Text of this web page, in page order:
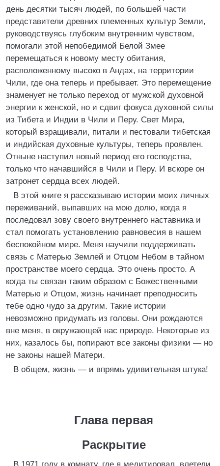
день десятки тысяч людей, по большей части
представители древних племенных культур Земли,
руководствуясь глубоким внутренним чувством,
помогали этой непобедимой Белой Змее
перемещаться к новому месту обитания,
расположенному высоко в Андах, на территории
Чили, где она теперь и пребывает. Это перемещение
знаменует не только переход от мужской духовной
энергии к женской, но и сдвиг фокуса духовной силы
из Тибета и Индии в Чили и Перу. Свет Мира,
который взращивали, питали и пестовали тибетская
и индийская духовные культуры, теперь проявлен.
Отныне наступил новый период его господства,
только что начавшийся в Чили и Перу. И вскоре он
затронет сердца всех людей.
В этой книге я рассказываю истории моих личных
переживаний, выпавших на мою долю, когда я
последовал зову своего внутреннего наставника и
стал помогать установлению равновесия в нашем
беспокойном мире. Меня научили поддерживать
связь с Матерью Землей и Отцом Небом в тайном
пространстве моего сердца. Это очень просто. А
когда ты связан таким образом с Божественными
Матерью и Отцом, жизнь начинает преподносить
тебе одно чудо за другим. Такие истории
невозможно придумать из головы. Они рождаются
вне меня, в окружающей нас природе. Некоторые из
них, казалось бы, попирают все законы физики — но
не законы нашей Матери.
В общем, жизнь — и впрямь удивительная штука!
Глава первая
Раскрытие